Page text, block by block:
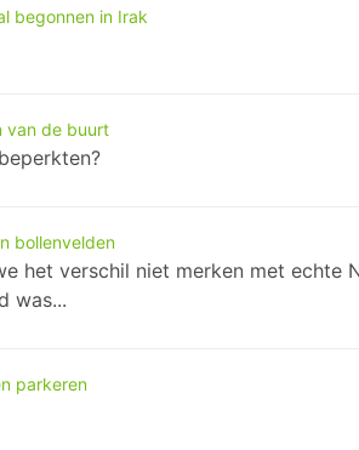
begonnen in Irak
van de buurt
bollenvelden
het verschil niet merken met echte
was...
parkeren